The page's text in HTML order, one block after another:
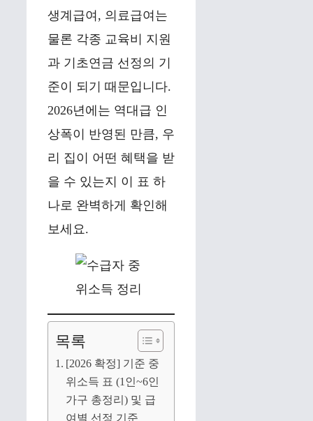
생계급여, 의료급여는
물론 각종 교육비 지원
과 기초연금 선정의 기
준이 되기 때문입니다.
2026년에는 역대급 인
상폭이 반영된 만큼, 우
리 집이 어떤 혜택을 받
을 수 있는지 이 표 하
나로 완벽하게 확인해
보세요.
목록
[2026 확정] 기준 중
위소득 표 (1인~6인
가구 총정리) 및 급
여별 선정 기준